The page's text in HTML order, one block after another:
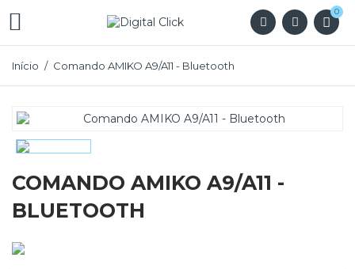
 0
Início Comando AMIKO A9/A11 - Bluetooth
COMANDO AMIKO A9/A11 -
BLUETOOTH